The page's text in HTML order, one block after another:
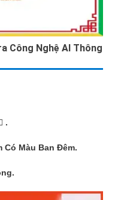
Công Nghệ AI Thông
.
Có Màu Ban Ðêm.